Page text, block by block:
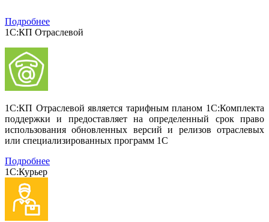
Подробнее
1С:КП Отраслевой
1С:КП Отраслевой является тарифным планом 1С:Комплекта
поддержки и предоставляет на определенный срок право
использования обновленных версий и релизов отраслевых
или специализированных программ 1С
Подробнее
1С:Курьер